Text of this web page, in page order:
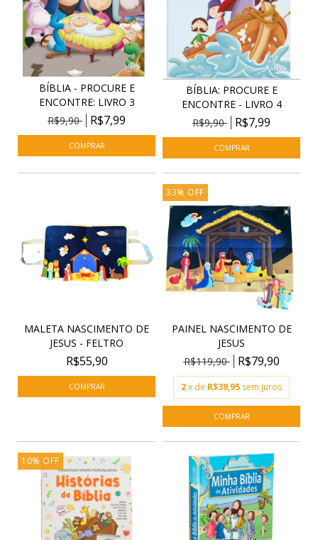
BÍBLIA - PROCURE E
ENCONTRE: LIVRO 3
R$9,90
R$7,99
BÍBLIA: PROCURE E
ENCONTRE - LIVRO 4
R$9,90
R$7,99
MALETA NASCIMENTO DE
JESUS - FELTRO
R$55,90
33% OFF
PAINEL NASCIMENTO DE
JESUS
R$119,90
R$79,90
2x de R$39,95 sem juros
10% OFF